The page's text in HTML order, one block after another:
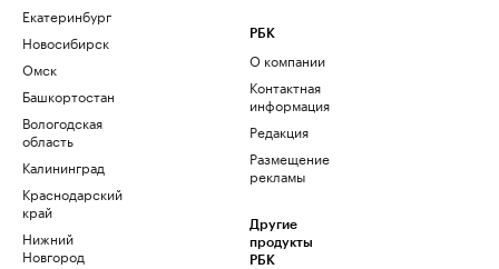
Екатеринбург
Новосибирск
Омск
Башкортостан
Вологодская
область
Калининград
Краснодарский
край
Нижний
Новгород
РБК
О компании
Контактная
информация
Редакция
Размещение
рекламы
Другие
продукты
РБК